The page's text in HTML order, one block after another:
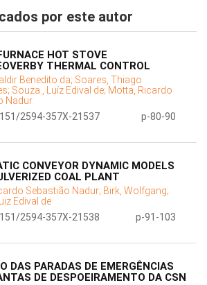
por este autor
HOT STOVE
THERMAL CONTROL
Benedito da; Soares, Thiago
Souza., Luíz Edival de; Motta, Ricardo
Nadur
2594-357X-21537
p-80-90
CONVEYOR DYNAMIC MODELS
COAL PLANT
Sebastião Nadur; Birk, Wolfgang;
Edival de
2594-357X-21538
p-91-103
DAS PARADAS DE EMERGÊNCIAS
DE DESPOEIRAMENTO DA CSN